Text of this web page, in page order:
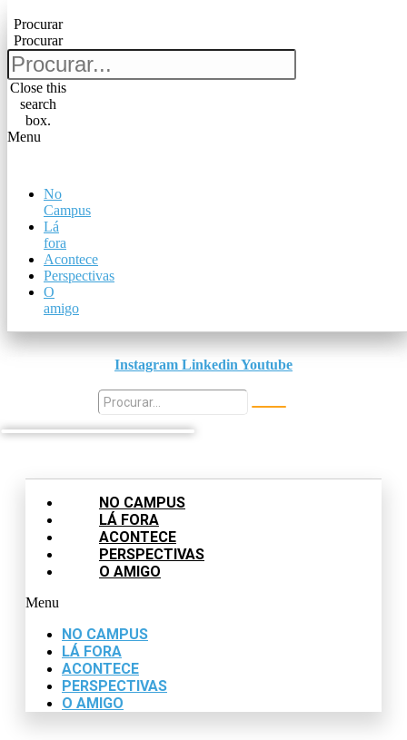
Procurar
Procurar
Close this
search
box.
Menu
No
Campus
Lá
fora
Acontece
Perspectivas
O
amigo
Procurar
Procurar
Close this
search
box.
No
Campus
Lá
fora
Acontece
Perspectivas
O
amigo
Instagram Linkedin Youtube
NO CAMPUS
LÁ FORA
ACONTECE
PERSPECTIVAS
O AMIGO
Menu
NO CAMPUS
LÁ FORA
ACONTECE
PERSPECTIVAS
O AMIGO